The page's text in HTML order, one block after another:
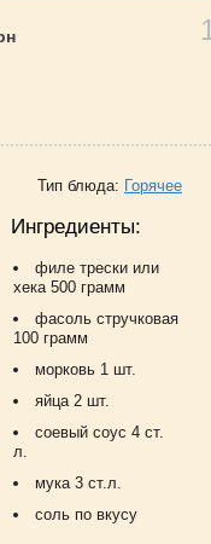
Тип блюда: Горячее
Ингредиенты:
филе трески или
хека 500 грамм
фасоль стручковая
100 грамм
морковь 1 шт.
яйца 2 шт.
соевый соус 4 ст.
л.
мука 3 ст.л.
соль по вкусу